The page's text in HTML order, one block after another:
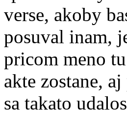
verse, akoby
posuval inam,
pricom meno
akte zostane,
sa takato